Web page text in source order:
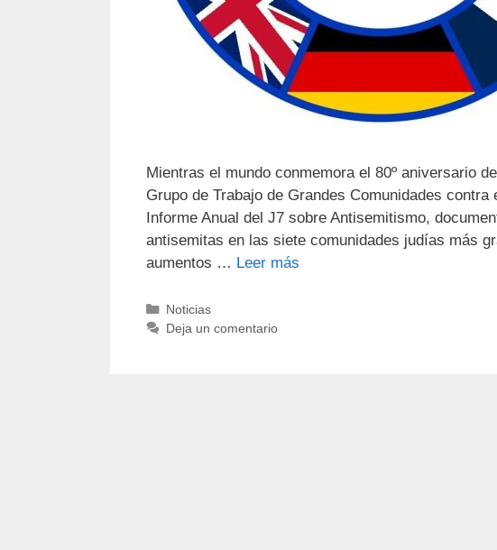
Mientras el mundo conmemora el 80º aniversario
Grupo de Trabajo de Grandes Comunidades
Informe Anual del J7 sobre Antisemitismo,
antisemitas en las siete comunidades judías más
aumentos … Leer más
Noticias
Deja un comentario